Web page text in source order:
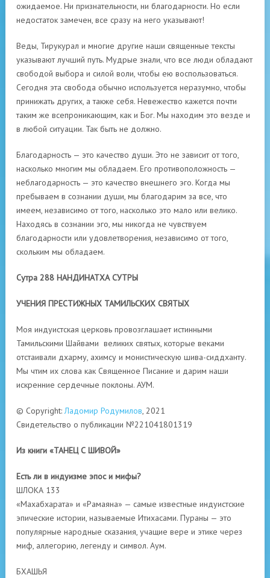
ожидаемое. Ни признательности, ни благодарности. Но если
недостаток замечен, все сразу на него указывают!
Веды, Тирукурал и многие другие наши священные тексты
указывают лучший путь. Мудрые знали, что все люди обладают
свободой выбора и силой воли, чтобы ею воспользоваться.
Сегодня эта свобода обычно используется неразумно, чтобы
принижать других, а также себя. Невежество кажется почти
таким же всепроникающим, как и Бог. Мы находим это везде и
в любой ситуации. Так быть не должно.
Благодарность — это качество души. Это не зависит от того,
насколько многим мы обладаем. Его противоположность —
неблагодарность — это качество внешнего эго. Когда мы
пребываем в сознании души, мы благодарим за все, что
имеем, независимо от того, насколько это мало или велико.
Находясь в сознании эго, мы никогда не чувствуем
благодарности или удовлетворения, независимо от того,
скольким мы обладаем.
Сутра 288 НАНДИНАТХА СУТРЫ
УЧЕНИЯ ПРЕСТИЖНЫХ ТАМИЛЬСКИХ СВЯТЫХ
Моя индуистская церковь провозглашает истинными
Тамильскими Шайвами великих святых, которые веками
отстаивали дхарму, ахимсу и монистическую шива-сиддханту.
Мы чтим их слова как Священное Писание и дарим наши
искренние сердечные поклоны. АУМ.
© Copyright:Ладомир Родумилов, 2021
Свидетельство о публикации №221041801319
Из книги «ТАНЕЦ С ШИВОЙ»
Есть ли в индуизме эпос и мифы?
ШЛОКА 133
«Махабхарата» и «Рамаяна» — самые известные индуистские
эпические истории, называемые Итихасами. Пураны — это
популярные народные сказания, учащие вере и этике через
миф, аллегорию, легенду и символ. Аум.
БХАШЬЯ